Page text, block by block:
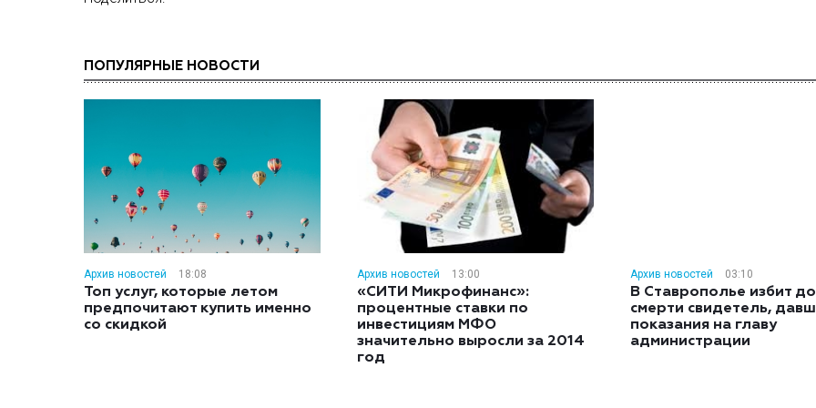
ПОПУЛЯРНЫЕ НОВОСТИ
Архив новостей 18:08
Топ услуг, которые летом
предпочитают купить именно
со скидкой
Архив новостей 13:00
«СИТИ Микрофинанс»:
процентные ставки по
инвестициям МФО
значительно выросли за 2014
год
Архив новостей 03:10
В Ставрополье избит до
смерти свидетель,
показания на главу
администрации